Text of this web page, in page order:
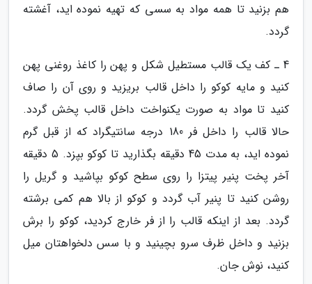
هم بزنید تا همه مواد به سسی که تهیه نموده اید، آغشته
گردد.
4 ـ کف یک قالب مستطیل شکل و پهن را کاغذ روغنی پهن
کنید و مایه کوکو را داخل قالب بریزید و روی آن را صاف
کنید تا مواد به صورت یکنواخت داخل قالب پخش گردد.
حالا قالب را داخل فر 180 درجه سانتیگراد که از قبل گرم
نموده اید، به مدت 45 دقیقه بگذارید تا کوکو بپزد. 5 دقیقه
آخر پخت پنیر پیتزا را روی سطح کوکو بپاشید و گریل را
روشن کنید تا پنیر آب گردد و کوکو از بالا هم کمی برشته
گردد. بعد از اینکه قالب را از فر خارج کردید، کوکو را برش
بزنید و داخل ظرف سرو بچینید و با سس دلخواهتان میل
کنید، نوش جان.